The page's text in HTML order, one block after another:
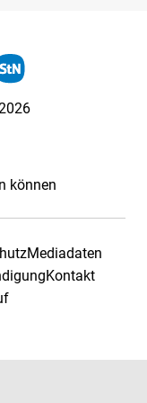
können
Mediadaten
Kontakt